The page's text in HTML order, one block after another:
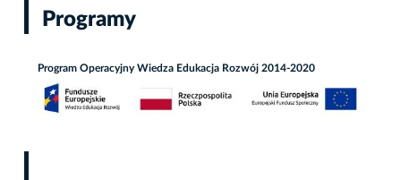
Programy
Program Operacyjny Wiedza Edukacja Rozwój 2014-2020